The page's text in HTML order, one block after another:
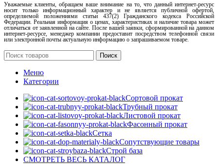
Уважаемые клиенты, обращаем ваше внимание на то, что данный интернет-ресурс
носит только информационный характер и не является публичной офертой,
определяемой положениями статьи 437(2) Гражданского кодекса Российской
Федерации. Реальная информация о ценах, характеристиках и наличие товара может
отличаться от заявленной на сайте. После вашей заявки, сформированной на данном
интернет-ресурсе, менеджер компании предоставит посредством телефонной связи
или электронной почты актуальную информацию о запрашиваемом товаре.
Поиск
Меню
Категории
Сортовой прокат
Трубный прокат
Листовой прокат
Фасонный прокат
Сетка
Сопутствующие товары
Строй база
СМОТРЕТЬ ВЕСЬ КАТАЛОГ